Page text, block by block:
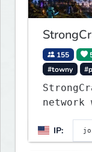
155
#towny
Towny,
and
IP: